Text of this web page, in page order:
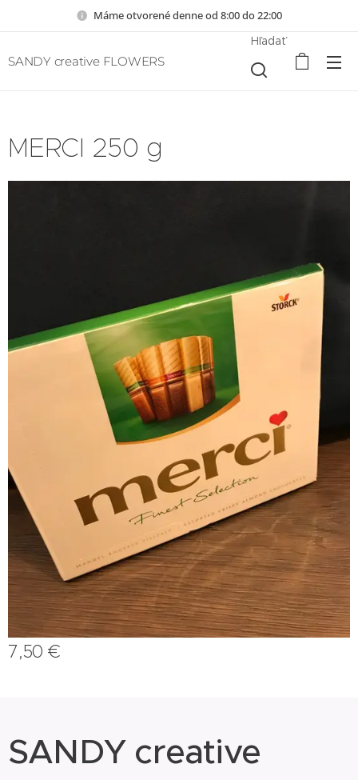
Máme otvorené denne od 8:00 do 22:00
SANDY creative FLOWERS
Hľadať
MERCI 250 g
7,50 €
SANDY creative